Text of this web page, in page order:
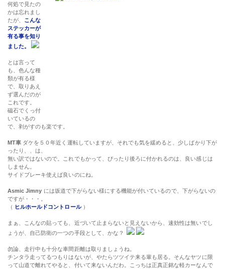
何処で見たの
かは忘れまし
たが、 こんな
ステッカーが
有る事を知り
ました。
とは言って
も、色んな種
類が有る様
で、取りあえ
ず選んだのが
これです。
磁石でくっ付
いているの
で、剥がすのも楽です。
MT車 ダケを５０年近く運転していますが、それでも気を緩めると、少しばかり下が
ったり、、は、
無い訳ではないので。これでもかって、ぴったり後ろに付かれるのは、良い感じは
しません。
サイドブレーキ使えば良いのにね。
Asmic Jimny には坂道で下がらない様にする機能が付いているので、下がらないの
ですが・・・。
（
ヒルホールドコントロール）
まぁ、こんなの貼っても、近づいて止まらないと見えないから、速効性は無いでし
ょうが、自己防衛の一つの手段として、かな？
勿論、走行中も十分な車間距離は取りましょうね。
チンタラ走ってるつもりはないが、やたらツツイテ来る輩も居る。そんなヤツに限
って山道で離れてやると、付いて来ないんだわ。こっちは正真正銘な軽カーなんで